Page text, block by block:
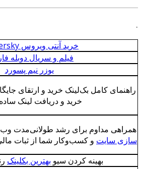
خرید آنتی ویروس Kaspersky
فیلم و سریال دوبله
یوزر نیم پسورد
راهنمای کامل بک‌لینک خرید و ارتقای
خرید و دریافت لینک
همراهی مداوم برای رشد طولانی‌مدت
سازی سایتو کسب‌وکار شما از ثبات
بهینه کردن سیوبهترین بکلینک